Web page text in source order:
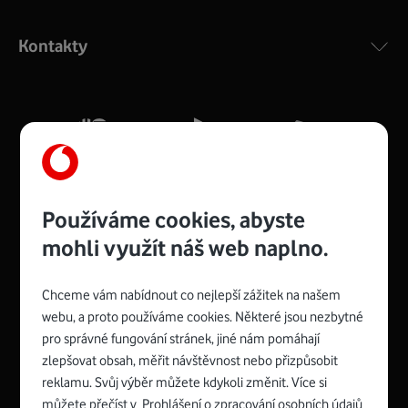
silný signál pro celou domácnost. Kompaktní rozměry 21
Více o COMPAL CH7465VF
Zyxel VMG8623-T50B:
Rozměry modemu jsou 16 x 22 x 7,5 cm (včetně stojánku)
a nabízí 4 gigabitové LAN porty a bezdrátové připojení Wi-
Spojte se s Vodafonem
Kontakty
Používáme cookies, abyste
mohli využít náš web naplno.
Chceme vám nabídnout co nejlepší zážitek na našem
webu, a proto používáme cookies. Některé jsou nezbytné
pro správné fungování stránek, jiné nám pomáhají
zlepšovat obsah, měřit návštěvnost nebo přizpůsobit
reklamu. Svůj výběr můžete kdykoli změnit. Více si
můžete přečíst v Prohlášení o zpracování osobních údajů